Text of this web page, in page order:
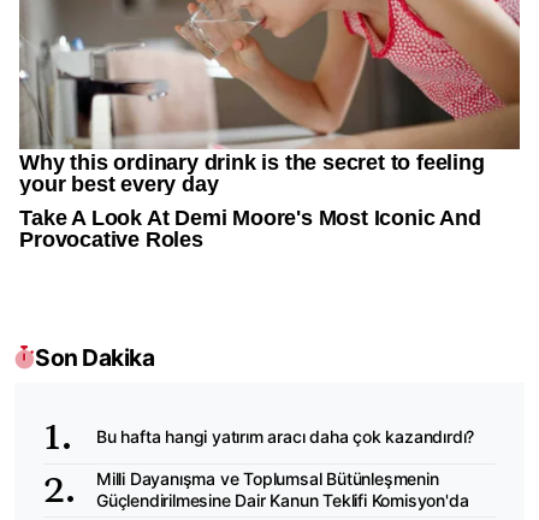
Son Dakika
Bu hafta hangi yatırım aracı daha çok kazandırdı?
Milli Dayanışma ve Toplumsal Bütünleşmenin
Güçlendirilmesine Dair Kanun Teklifi Komisyon'da